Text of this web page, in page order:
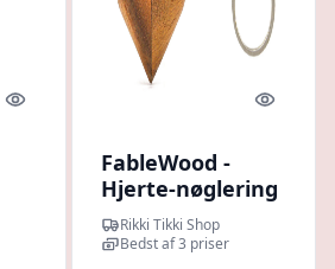
Quick look Quick
FableWood -
Hjerte-nøglering
Rikki Tikki Shop
Bedst af 3 priser